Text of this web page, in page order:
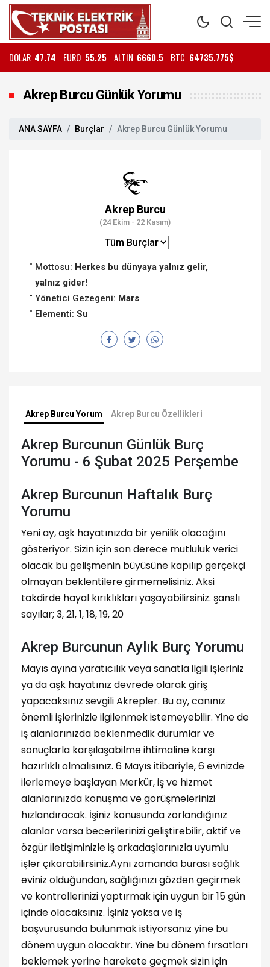
DOLAR 47.74 EURO 55.25 ALTIN 6660.5 BTC 64735.775$
Akrep Burcu Günlük Yorumu
ANA SAYFA Burçlar Akrep Burcu Günlük Yorumu
Akrep Burcu
(24 Ekim - 22 Kasım)
Mottosu: Herkes bu dünyaya yalnız gelir,
yalnız gider!
Yönetici Gezegeni: Mars
Elementi: Su
Akrep Burcu Yorum Akrep Burcu Özellikleri
Akrep Burcunun Günlük Burç
Yorumu - 6 Şubat 2025 Perşembe
Akrep Burcunun Haftalık Burç
Yorumu
Yeni ay, aşk hayatınızda bir yenilik olacağını
gösteriyor. Sizin için son derece mutluluk verici
olacak bu gelişmenin büyüsüne kapılıp gerçekçi
olmayan beklentilere girmemelisiniz. Aksi
takdirde hayal kırıklıkları yaşayabilirsiniz. şanslı
sayılar; 3, 21, 1, 18, 19, 20
Akrep Burcunun Aylık Burç Yorumu
Mayıs ayına yaratıcılık veya sanatla ilgili işleriniz
ya da aşk hayatınız devrede olarak giriş
yapacaksınız sevgili Akrepler. Bu ay, canınız
önemli işlerinizle ilgilenmek istemeyebilir. Yine de
iş alanlarınızda beklenmedik durumlar ve
sonuçlarla karşılaşabilme ihtimaline karşı
hazırlıklı olmalısınız. 6 Mayıs itibariyle, 6 evinizde
ilerlemeye başlayan Merkür, iş ve hizmet
alanlarınızda konuşma ve görüşmelerinizi
hızlandıracak. İşiniz konusunda zorlandığınız
alanlar varsa becerilerinizi geliştirebilir, aktif ve
özgür iletişiminizle iş arkadaşlarınızla uyumlu
işler çıkarabilirsiniz.Aynı zamanda burası sağlık
eviniz olduğundan, sağlığınızı gözden geçirmek
ve kontrollerinizi yaptırmak için uygun bir 15 gün
içinde olacaksınız. İşiniz yoksa ve iş
başvurusunda bulunmak istiyorsanız yine bu
dönem uygun olacaktır. Yine bu dönem fırsatları
beklemek yerine harekete geçmek sizin için